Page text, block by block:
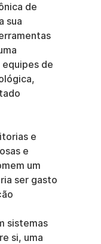
de
sua
de
e
e
um
ser gasto
sistemas
si, uma